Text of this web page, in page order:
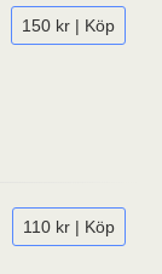
150 kr | Köp
110 kr | Köp